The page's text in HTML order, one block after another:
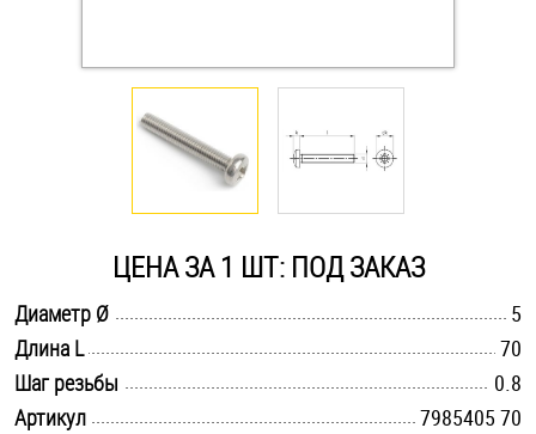
Оснастка и аксессуары для яхт
Саморезы и шурупы
Стопорные кольца
Такелаж
Хомуты
ЦЕНА ЗА 1 ШТ: ПОД ЗАКАЗ
Диаметр Ø
5
Длина L
70
Шаг резьбы
0.8
Артикул
7985405 70